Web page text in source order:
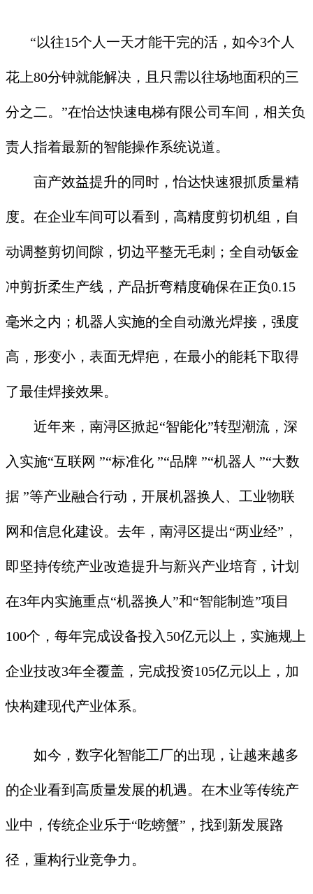
“以往15个人一天才能干完的活，如今3个人
花上80分钟就能解决，且只需以往场地面积的三
分之二。”在怡达快速电梯有限公司车间，相关负
责人指着最新的智能操作系统说道。
亩产效益提升的同时，怡达快速狠抓质量精
度。在企业车间可以看到，高精度剪切机组，自
动调整剪切间隙，切边平整无毛刺；全自动钣金
冲剪折柔生产线，产品折弯精度确保在正负0.15
毫米之内；机器人实施的全自动激光焊接，强度
高，形变小，表面无焊疤，在最小的能耗下取得
了最佳焊接效果。
近年来，南浔区掀起“智能化”转型潮流，深
入实施“互联网 ”“标准化 ”“品牌 ”“机器人 ”“大数
据 ”等产业融合行动，开展机器换人、工业物联
网和信息化建设。去年，南浔区提出“两业经”，
即坚持传统产业改造提升与新兴产业培育，计划
在3年内实施重点“机器换人”和“智能制造”项目
100个，每年完成设备投入50亿元以上，实施规上
企业技改3年全覆盖，完成投资105亿元以上，加
快构建现代产业体系。
如今，数字化智能工厂的出现，让越来越多
的企业看到高质量发展的机遇。在木业等传统产
业中，传统企业乐于“吃螃蟹”，找到新发展路
径，重构行业竞争力。